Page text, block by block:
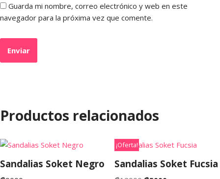
Guarda mi nombre, correo electrónico y web en este
navegador para la próxima vez que comente.
Productos relacionados
Sandalias Soket Negro
¡Oferta!
Sandalias Soket Fucsia